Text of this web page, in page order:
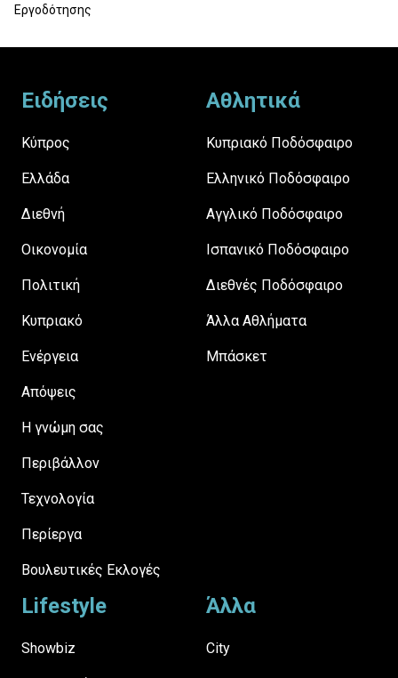
Εργοδότησης
Ειδήσεις
Κύπρος
Ελλάδα
Διεθνή
Οικονομία
Πολιτική
Κυπριακό
Ενέργεια
Απόψεις
H γνώμη σας
Περιβάλλον
Τεχνολογία
Περίεργα
Βουλευτικές Εκλογές
Αθλητικά
Κυπριακό Ποδόσφαιρο
Ελληνικό Ποδόσφαιρο
Αγγλικό Ποδόσφαιρο
Ισπανικό Ποδόσφαιρο
Διεθνές Ποδόσφαιρο
Άλλα Αθλήματα
Μπάσκετ
Lifestyle
Showbiz
Άλλα
City